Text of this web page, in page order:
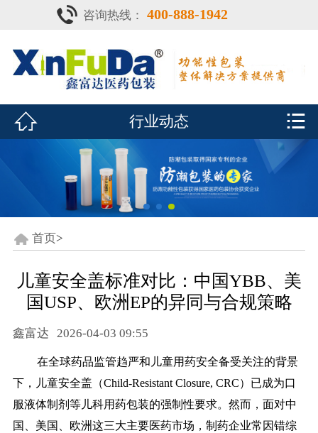
 首页
产品中心
鑫富达资质
行业动态
联系我们
CDE查询
咨询热线： 400-888-1942
 行业动态 
首页>
儿童安全盖标准对比：中国YBB、美
国USP、欧洲EP的异同与合规策略
鑫富达 2026-04-03 09:55
在全球药品监管趋严和儿童用药安全备受关注的背景
下，儿童安全盖（Child-Resistant Closure, CRC）已成为口
服液体制剂等儿科用药包装的强制性要求。然而，面对中
国、美国、欧洲这三大主要医药市场，制药企业常因错综